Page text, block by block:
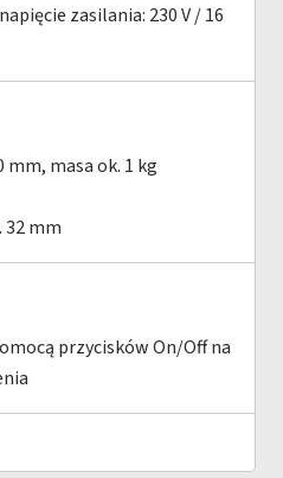
zasilania: 230 V / 16
mm, masa ok. 1 kg
32 mm
przycisków On/Off na